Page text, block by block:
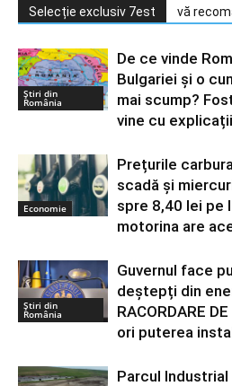
Selecție exclusiv 7est vă
Știri din
România
De ce vinde
Bulgariei și o
mai scump?
vine cu explicații
Economie
Prețurile
scadă și
spre 8,40 lei pe
motorina are
Știri din
România
Guvernul face
deștepți din
RACORDARE
ori puterea
Parcul